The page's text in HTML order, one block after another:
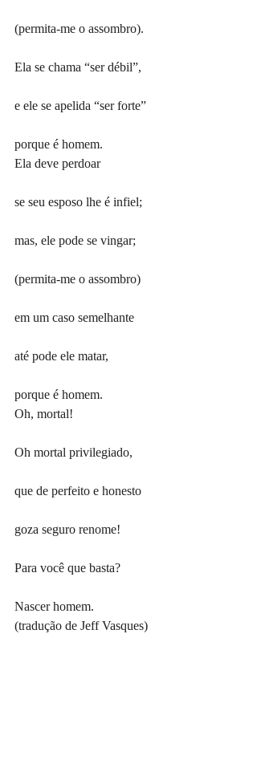
(permita-me o assombro).
Ela se chama “ser débil”,
e ele se apelida “ser forte”
porque é homem.
Ela deve perdoar
se seu esposo lhe é infiel;
mas, ele pode se vingar;
(permita-me o assombro)
em um caso semelhante
até pode ele matar,
porque é homem.
Oh, mortal!
Oh mortal privilegiado,
que de perfeito e honesto
goza seguro renome!
Para você que basta?
Nascer homem.
(tradução de Jeff Vasques)